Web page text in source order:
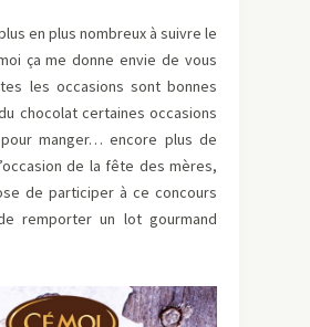
en plus nombreux à suivre le
ça me donne envie de vous
les occasions sont bonnes
chocolat certaines occasions
manger… encore plus de
de la fête des mères,
de participer à ce concours
remporter un lot gourmand